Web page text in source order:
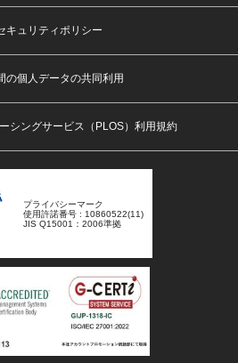
キュリティポリシー
の個人データの共同利用
シングサービス（PLOS）利用規約
プライバシーマーク
使用許諾番号 : 10860522(11)
JIS Q15001：2006準拠